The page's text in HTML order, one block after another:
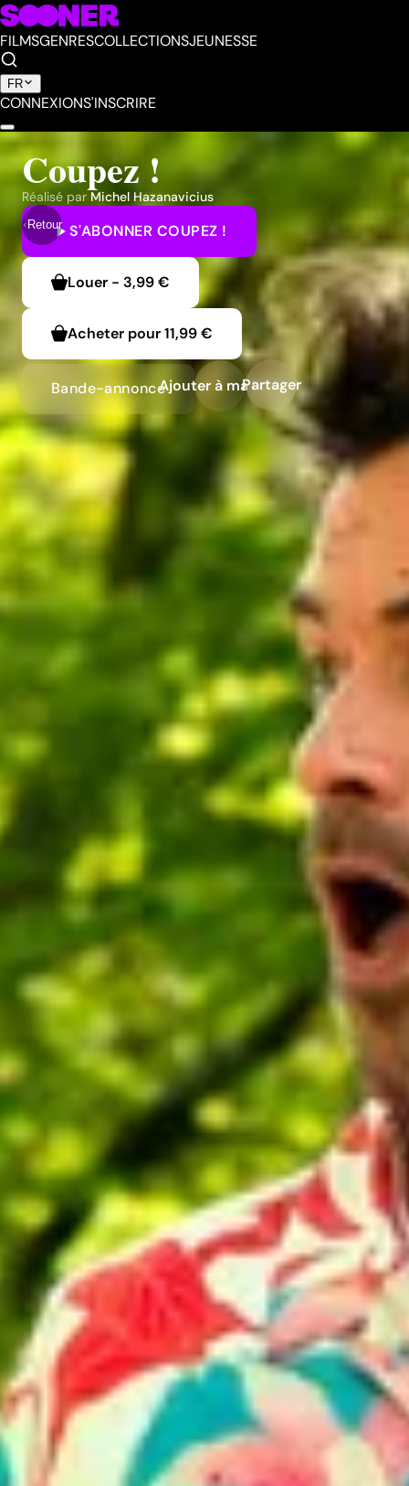
FILMSGENRESCOLLECTIONSJEUNESSE
FR
CONNEXIONS'INSCRIRE
Retour
Coupez !
Réalisé par Michel Hazanavicius
S'ABONNER COUPEZ !
Louer - 3,99 €
Acheter pour11,99 €
Bande-annonceAjouter à ma liste
Partager